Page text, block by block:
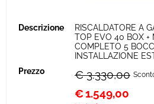
RISCALDATORE A
TOP EVO 40 BOX +
COMPLETO 5
INSTALLAZIONE
€ 3.330,00
€1.549,00